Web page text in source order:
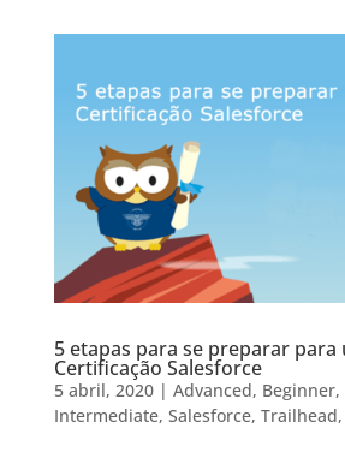
5 etapas para se preparar para
Certificação Salesforce
5 abril, 2020| Advanced, Beginner,
Intermediate, Salesforce, Trailhead,